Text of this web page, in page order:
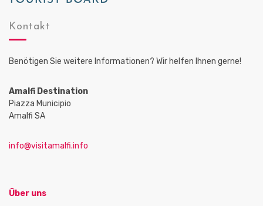
Kontakt
Benötigen Sie weitere Informationen? Wir helfen Ihnen gerne!
Amalfi Destination
Piazza Municipio
Amalfi SA
info@visitamalfi.info
Über uns